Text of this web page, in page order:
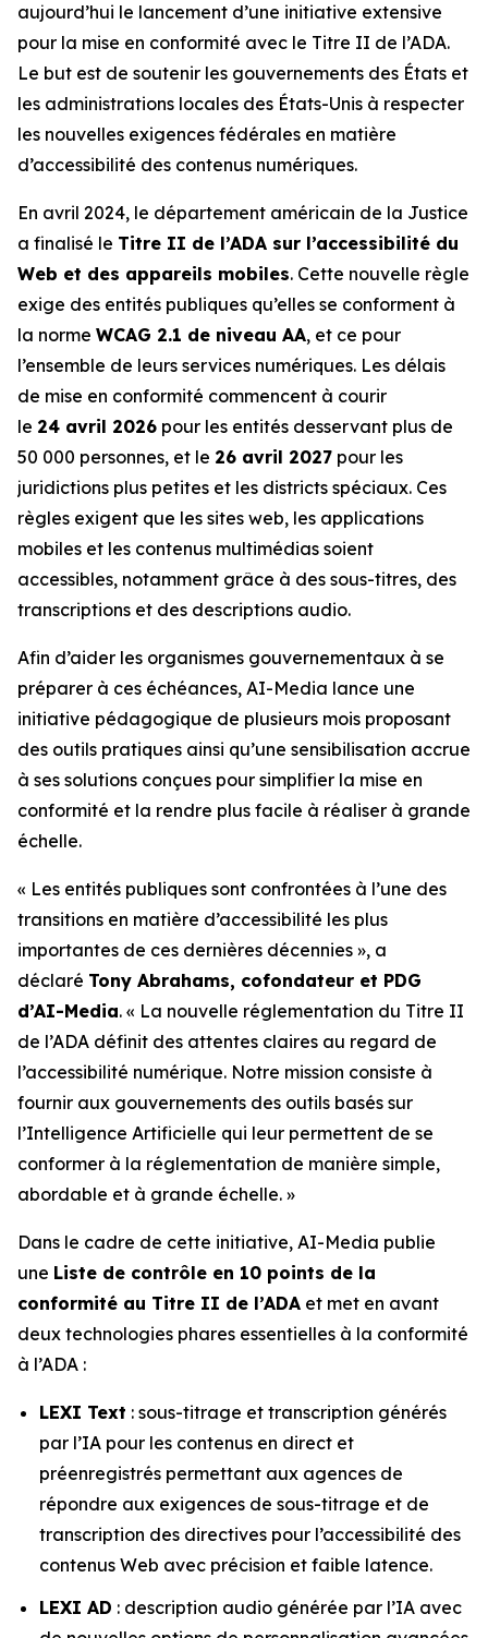
aujourd’hui le lancement d’une initiative extensive
pour la mise en conformité avec le Titre II de l’ADA.
Le but est de soutenir les gouvernements des États et
les administrations locales des États-Unis à respecter
les nouvelles exigences fédérales en matière
d’accessibilité des contenus numériques.
En avril 2024, le département américain de la Justice
a finalisé le Titre II de l’ADA sur l’accessibilité du
Web et des appareils mobiles. Cette nouvelle règle
exige des entités publiques qu’elles se conforment à
la norme WCAG 2.1 de niveau AA, et ce pour
l’ensemble de leurs services numériques. Les délais
de mise en conformité commencent à courir
le 24 avril 2026 pour les entités desservant plus de
50 000 personnes, et le 26 avril 2027 pour les
juridictions plus petites et les districts spéciaux. Ces
règles exigent que les sites web, les applications
mobiles et les contenus multimédias soient
accessibles, notamment grâce à des sous-titres, des
transcriptions et des descriptions audio.
Afin d’aider les organismes gouvernementaux à se
préparer à ces échéances, AI-Media lance une
initiative pédagogique de plusieurs mois proposant
des outils pratiques ainsi qu’une sensibilisation accrue
à ses solutions conçues pour simplifier la mise en
conformité et la rendre plus facile à réaliser à grande
échelle.
« Les entités publiques sont confrontées à l’une des
transitions en matière d’accessibilité les plus
importantes de ces dernières décennies », a
déclaré Tony Abrahams, cofondateur et PDG
d’AI-Media. « La nouvelle réglementation du Titre II
de l’ADA définit des attentes claires au regard de
l’accessibilité numérique. Notre mission consiste à
fournir aux gouvernements des outils basés sur
l’Intelligence Artificielle qui leur permettent de se
conformer à la réglementation de manière simple,
abordable et à grande échelle. »
Dans le cadre de cette initiative, AI-Media publie
une Liste de contrôle en 10 points de la
conformité au Titre II de l’ADA et met en avant
deux technologies phares essentielles à la conformité
à l’ADA :
LEXI Text : sous-titrage et transcription générés
par l’IA pour les contenus en direct et
préenregistrés permettant aux agences de
répondre aux exigences de sous-titrage et de
transcription des directives pour l’accessibilité des
contenus Web avec précision et faible latence.
LEXI AD : description audio générée par l’IA avec